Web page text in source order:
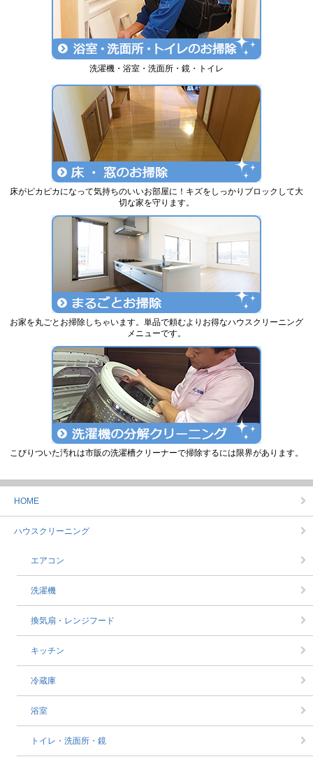
洗濯機・浴室・洗面所・鏡・トイレ
床がピカピカになって気持ちのいいお部屋に！キズをしっかりブロックして大
切な家を守ります。
お家を丸ごとお掃除しちゃいます。単品で頼むよりお得なハウスクリーニング
メニューです。
こびりついた汚れは市販の洗濯槽クリーナーで掃除するには限界があります。
HOME
ハウスクリーニング
エアコン
洗濯機
換気扇・レンジフード
キッチン
冷蔵庫
浴室
トイレ・洗面所・鏡